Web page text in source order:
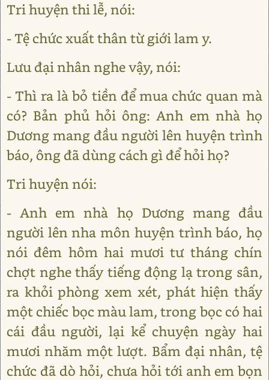
Tri huyện thi lễ, nói:
- Tệ chức xuất thân từ giới lam y.
Lưu đại nhân nghe vậy, nói:
- Thì ra là bỏ tiền để mua chức quan mà
có? Bản phủ hỏi ông: Anh em nhà họ
Dương mang đầu người lên huyện trình
báo, ông đã dùng cách gì để hỏi họ?
Tri huyện nói:
- Anh em nhà họ Dương mang đầu
người lên nha môn huyện trình báo, họ
nói đêm hôm hai mươi tư tháng chín
chợt nghe thấy tiếng động lạ trong sân,
ra khỏi phòng xem xét, phát hiện thấy
một chiếc bọc màu lam, trong bọc có hai
cái đầu người, lại kể chuyện ngày hai
mươi nhăm một lượt. Bẩm đại nhân, tệ
chức đã dò hỏi, chưa hỏi tới anh em bọn